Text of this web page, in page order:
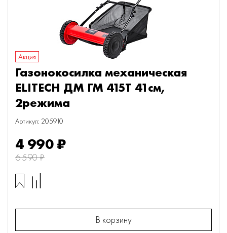
Акция
Газонокосилка механическая
ELITECH ДМ ГМ 415Т 41см,
2режима
Артикул: 205910
4 990 ₽
6 590 ₽
В корзину